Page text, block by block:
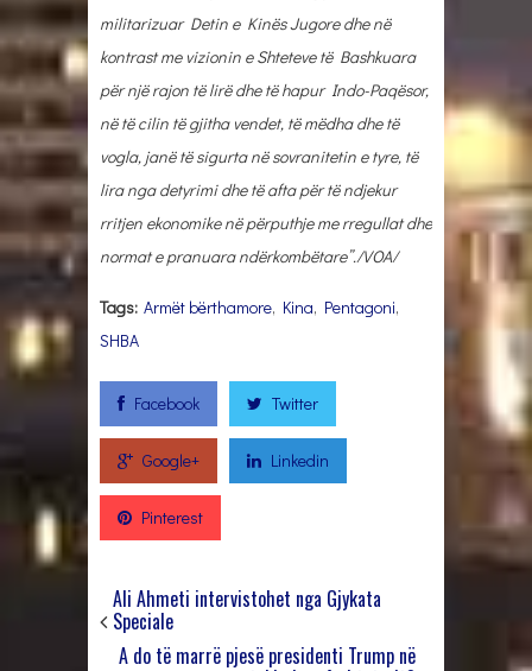
militarizuar Detin e Kinës Jugore dhe në
kontrast me vizionin e Shteteve të Bashkuara
për një rajon të lirë dhe të hapur Indo-Paqësor,
në të cilin të gjitha vendet, të mëdha dhe të
vogla, janë të sigurta në sovranitetin e tyre, të
lira nga detyrimi dhe të afta për të ndjekur
rritjen ekonomike në përputhje me rregullat dhe
normat e pranuara ndërkombëtare”./VOA/
Tags: Armët bërthamore, Kina, Pentagoni,
SHBA
Facebook Twitter
Google+ Linkedin
Pinterest
Ali Ahmeti intervistohet nga Gjykata
Speciale
A do të marrë pjesë presidenti Trump në